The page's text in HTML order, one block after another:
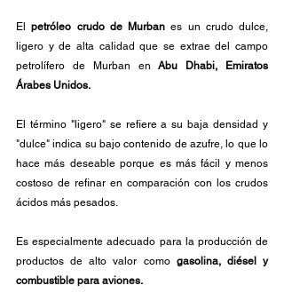
El petróleo crudo de Murban es un crudo dulce,
ligero y de alta calidad que se extrae del campo
petrolífero de Murban en Abu Dhabi, Emiratos
Árabes Unidos.
El término "ligero" se refiere a su baja densidad y
"dulce" indica su bajo contenido de azufre, lo que lo
hace más deseable porque es más fácil y menos
costoso de refinar en comparación con los crudos
ácidos más pesados.
Es especialmente adecuado para la producción de
productos de alto valor como gasolina, diésel y
combustible para aviones.